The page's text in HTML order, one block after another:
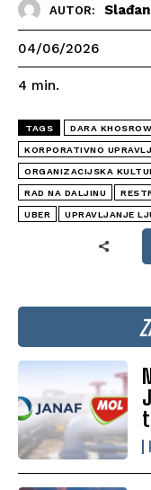
AUTOR:
04/06/2026
4 min.
TAGS DARA
KORPORATIVNO
ORGANIZACIJSKA
RAD NA DALJINU
UBER UPRAVLJANJE